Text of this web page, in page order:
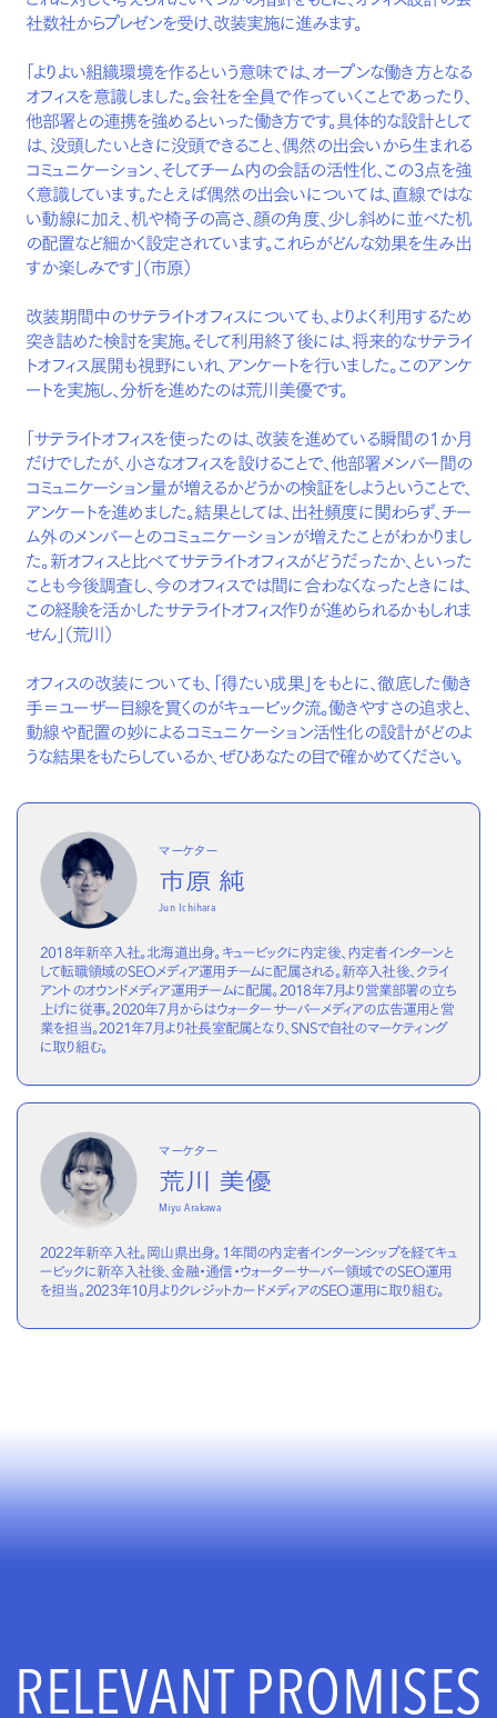
社数社からプレゼンを受け、改装実施に進みます。
「よりよい組織環境を作るという意味では、オープンな働き方となる
オフィスを意識しました。会社を全員で作っていくことであったり、
他部署との連携を強めるといった働き方です。具体的な設計として
は、没頭したいときに没頭できること、偶然の出会いから生まれる
コミュニケーション、そしてチーム内の会話の活性化、この3点を強
く意識しています。たとえば偶然の出会いについては、直線ではな
い動線に加え、机や椅子の高さ、顔の角度、少し斜めに並べた机
の配置など細かく設定されています。これらがどんな効果を生み出
すか楽しみです」（市原）
改装期間中のサテライトオフィスについても、よりよく利用するため
突き詰めた検討を実施。そして利用終了後には、将来的なサテライ
トオフィス展開も視野にいれ、アンケートを行いました。このアンケ
ートを実施し、分析を進めたのは荒川美優です。
「サテライトオフィスを使ったのは、改装を進めている瞬間の1か月
だけでしたが、小さなオフィスを設けることで、他部署メンバー間の
コミュニケーション量が増えるかどうかの検証をしようということで、
アンケートを進めました。結果としては、出社頻度に関わらず、チー
ム外のメンバーとのコミュニケーションが増えたことがわかりまし
た。新オフィスと比べてサテライトオフィスがどうだったか、といった
ことも今後調査し、今のオフィスでは間に合わなくなったときには、
この経験を活かしたサテライトオフィス作りが進められるかもしれま
せん」（荒川）
オフィスの改装についても、「得たい成果」をもとに、徹底した働き
手＝ユーザー目線を貫くのがキュービック流。働きやすさの追求と、
動線や配置の妙によるコミュニケーション活性化の設計がどのよ
うな結果をもたらしているか、ぜひあなたの目で確かめてください。
マーケター
市原 純
Jun Ichihara
2018年新卒入社。北海道出身。キュービックに内定後、内定者インターンと
して転職領域のSEOメディア運用チームに配属される。新卒入社後、クライ
アントのオウンドメディア運用チームに配属。2018年7月より営業部署の立ち
上げに従事。2020年7月からはウォーターサーバーメディアの広告運用と営
業を担当。2021年7月より社長室配属となり、SNSで自社のマーケティング
に取り組む。
マーケター
荒川 美優
Miyu Arakawa
2022年新卒入社。岡山県出身。1年間の内定者インターンシップを経てキュ
ービックに新卒入社後、金融・通信・ウォーターサーバー領域でのSEO運用
を担当。2023年10月よりクレジットカードメディアのSEO運用に取り組む。
RELEVANT PROMISES